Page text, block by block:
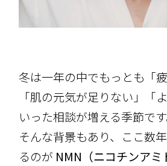
冬は一年の中でもっとも「
「肌の元気が足りない」「
いった相談が増える季節です
そんな背景もあり、ここ数
るのが NMN（ニコチンアミ